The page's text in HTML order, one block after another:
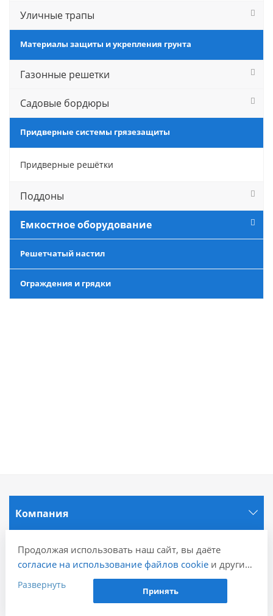
Уличные трапы
Материалы защиты и укрепления грунта
Газонные решетки
Садовые бордюры
Придверные системы грязезащиты
Придверные решётки
Поддоны
Емкостное оборудование
Решетчатый настил
Ограждения и грядки
Компания
Информация
Города
Продолжая использовать наш сайт, вы даёте
согласие на использование файлов cookieи других
пользовательских данных (включая IP-адрес,
сведения о местоположении, устройстве, действиях
Развернуть
Принять